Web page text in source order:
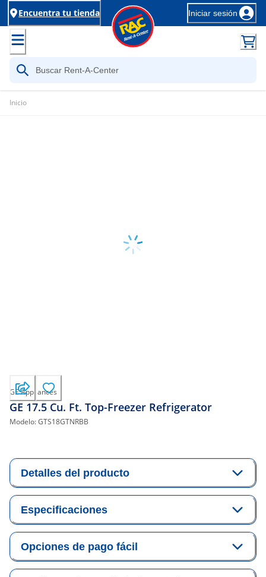
Encuentra tu tienda Iniciar sesión
Inicio
GE Appliances
GE 17.5 Cu. Ft. Top-Freezer Refrigerator
Modelo:GTS18GTNRBB
Detalles del producto
Especificaciones
Opciones de pago fácil